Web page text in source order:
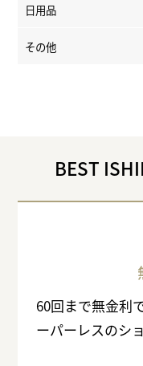
日用品
その他
BEST
60回まで無金利
ーパーレスのシ